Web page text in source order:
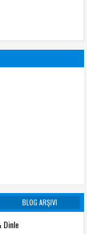
BLOG ARŞIVI
Dinle